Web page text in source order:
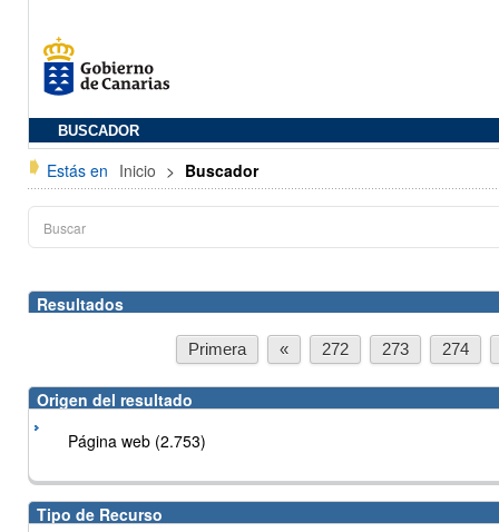
BUSCADOR
Estás en Inicio > Buscador
Resultados
Primera « 272 273 274
Origen del resultado
Página web (2.753)
Tipo de Recurso